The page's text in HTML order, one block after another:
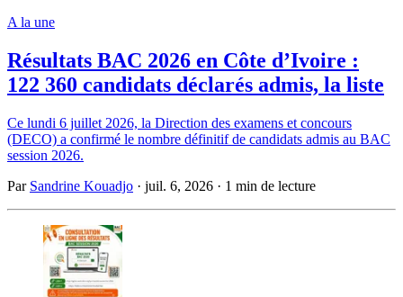
A la une
Résultats BAC 2026 en Côte d’Ivoire :
122 360 candidats déclarés admis, la liste
Ce lundi 6 juillet 2026, la Direction des examens et concours
(DECO) a confirmé le nombre définitif de candidats admis au BAC
session 2026.
Par Sandrine Kouadjo · juil. 6, 2026 · 1 min de lecture